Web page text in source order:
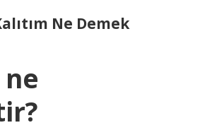
Ne Demek
ne